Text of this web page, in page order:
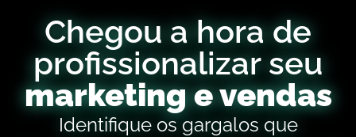
Chegou a hora de
profissionalizar seu
marketing e vendas
Identifique os gargalos que